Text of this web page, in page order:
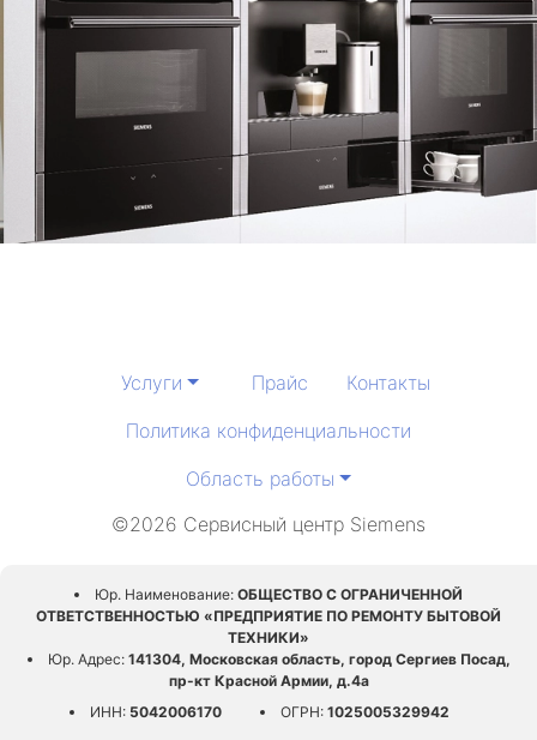
Услуги Прайс
Контакты
Политика конфиденциальности
Область работы
©2026 Сервисный центр Siemens
Юр. Наименование: ОБЩЕСТВО С ОГРАНИЧЕННОЙ
ОТВЕТСТВЕННОСТЬЮ «ПРЕДПРИЯТИЕ ПО РЕМОНТУ БЫТОВОЙ
ТЕХНИКИ»
Юр. Адрес:141304, Московская область, город Сергиев Посад,
пр-кт Красной Армии, д.4а
ИНН:5042006170 ОГРН:1025005329942